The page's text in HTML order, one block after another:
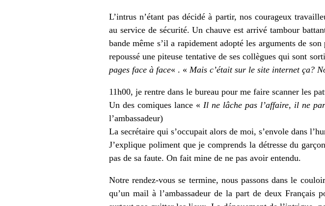
L’intrus n’étant pas décidé à partir, nos courageux
au service de sécurité. Un chauve est arrivé tambour
bande même s’il a rapidement adopté les arguments de
repoussé une piteuse tentative de ses collègues qui sont
pages face à face« . « Mais c’était sur le site internet ça?
11h00, je rentre dans le bureau pour me faire scanner les
Un des comiques lance « Il ne lâche pas l’affaire, il ne
l’ambassadeur)
La secrétaire qui s’occupait alors de moi, s’envole dans
J’explique poliment que je comprends la détresse du
pas de sa faute. On fait mine de ne pas avoir entendu.
Notre rendez-vous se termine, nous passons dans le
qu’un mail à l’ambassadeur de la part de deux